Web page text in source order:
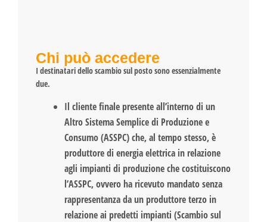
Chi può accedere
I destinatari dello scambio sul posto sono essenzialmente
due.
Il cliente finale presente all’interno di un
Altro Sistema Semplice di Produzione e
Consumo (ASSPC) che, al tempo stesso, è
produttore di energia elettrica in relazione
agli impianti di produzione che costituiscono
l’ASSPC, ovvero ha ricevuto mandato senza
rappresentanza da un produttore terzo in
relazione ai predetti impianti (Scambio sul